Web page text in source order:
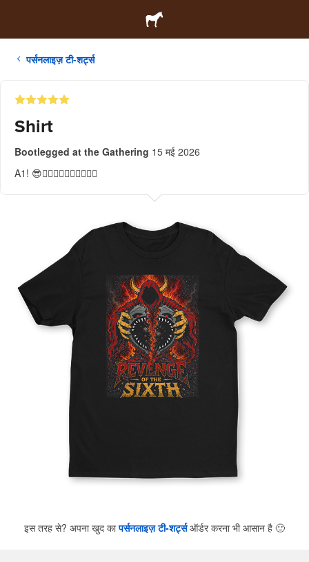
पर्सनलाइज़ टी-शर्ट्स
Shirt
Bootlegged at the Gathering 15 मई 2026
A1! 😎👍🏻👍🏻👍🏻👍🏻👍🏻
इस तरह से? अपना खुद कापर्सनलाइज़ टी-शर्ट्सऑर्डर करना भी आसान है 🙂